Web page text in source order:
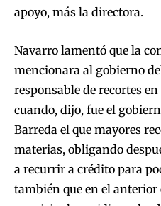
apoyo, más la directora.
Navarro lamentó que la
mencionara al gobierno
responsable de recortes
cuando, dijo, fue el
Barreda el que mayores
materias, obligando
a recurrir a crédito para
también que en el anterior